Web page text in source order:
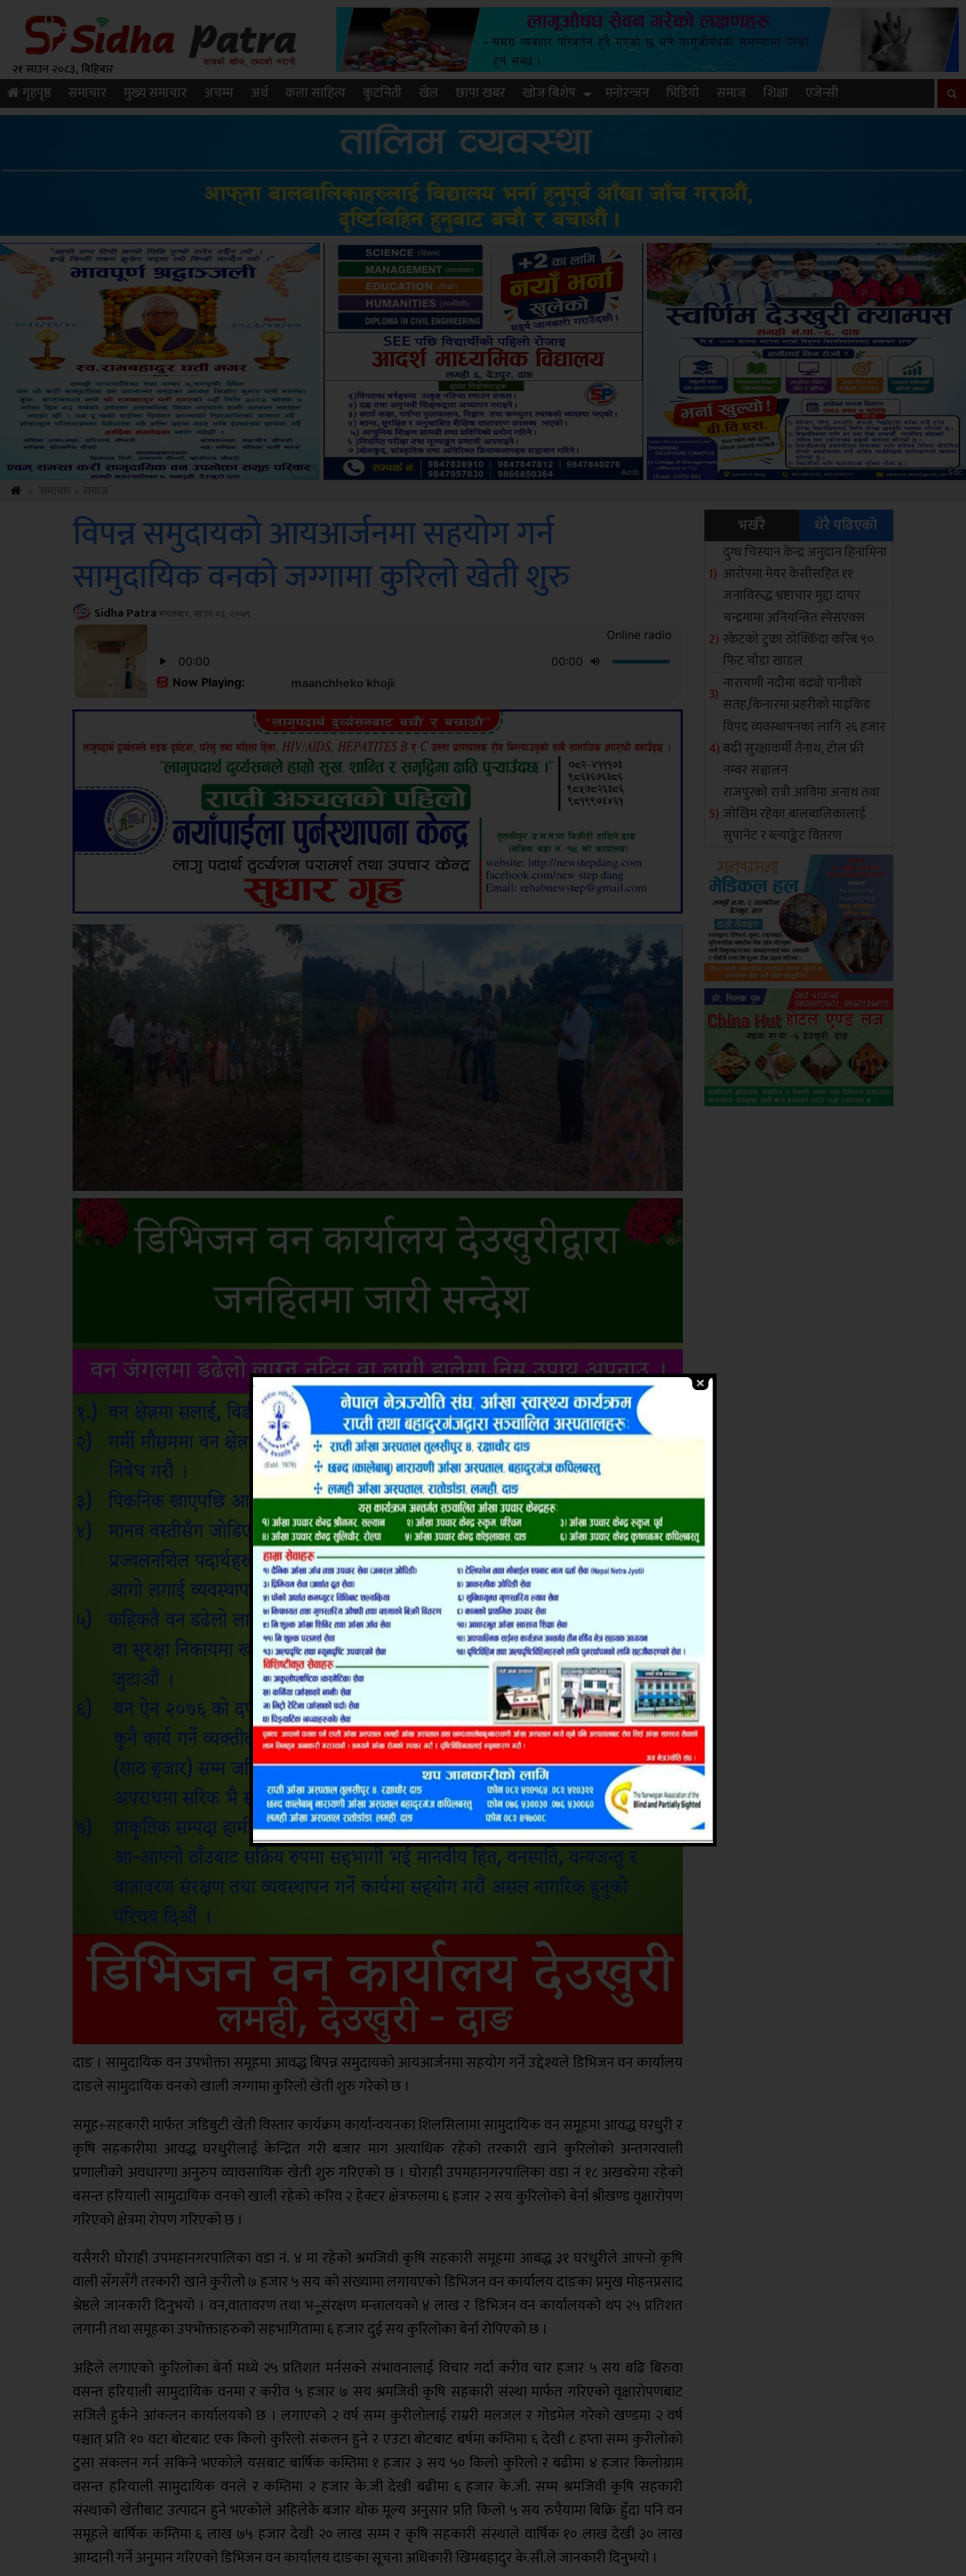
२१ साउन २०८३, बिहिबार
गृहपृष्ठ समाचार मुख्य समाचार अचम्म अर्थ कला साहित्य कुटनिती खेल छापा खबर खोज बिशेष मनोरन्जन भिडियो समाज शिक्षा एजेन्सी
Amb Sdc ksbus
विपन्न समुदायको आयआर्जनमा सहयोग गर्न
सामुदायिक वनको जग्गामा कुरिलो खेती शुरु
Sidha Patraमंगलबार, साउन ०३, २०७९
दाङ । सामुदायिक वन उपभोक्ता समूहमा आवद्ध बिपन्न समुदायको आयआर्जनमा सहयोग गर्ने उद्देश्यले डिभिजन वन कार्यालय
दाङले सामुदायिक वनको खाली जग्गामा कुरिलो खेती शुरु गरेको छ ।
समूह÷सहकारी मार्फत जडिबुटी खेती विस्तार कार्यक्रम कार्यान्वयनका शिलसिलामा सामुदायिक वन समूहमा आवद्ध घरधुरी र
कृषि सहकारीमा आवद्ध घरधुरीलाई केन्द्रित गरी बजार माग अत्याधिक रहेको तरकारी खाने कुरिलोको अन्तगरवाली
प्रणालीको अवधारणा अनुरुप व्यावसायिक खेती शुरु गरिएको छ । घोराही उपमहानगरपालिका वडा नं १८ अखबरेमा रहेको
बसन्त हरियाली सामुदायिक वनको खाली रहेको करिव २ हेक्टर क्षेत्रफलमा ६ हजार २ सय कुरिलोको बेर्ना श्रीखण्ड वृक्षारोपण
गरिएको क्षेत्रमा रोपण गरिएको छ ।
यसैगरी घोराही उपमहानगरपालिका वडा नं. ४ मा रहेको श्रमजिवी कृषि सहकारी समूहमा आबद्ध ३१ घरधुुरीले आफ्नो कृषि
वाली सँगसँगै तरकारी खाने कुरीलो ७ हजार ५ सय को संख्यामा लगायएको डिभिजन वन कार्यालय दाङका प्रमुख मोहनप्रसाद
श्रेष्ठले जानकारी दिनुभयो । वन,वातावरण तथा भ–ूसंरक्षण मन्त्रालयको ४ लाख र डिभिजन वन कार्यालयको थप २५ प्रतिशत
लगानी तथा समूहका उपभोक्ताहरुको सहभागितामा ६ हजार दुई सय कुरिलोका बेर्ना रोपिएको छ ।
अहिले लगाएको कुरिलोका बेर्ना मध्ये २५ प्रतिशत मर्नसक्ने संभावनालाई विचार गर्दा करीव चार हजार ५ सय बढि बिरुवा
वसन्त हरियाली सामुदायिक वनमा र करीव ५ हजार ७ सय श्रमजिवी कृषि सहकारी संस्था मार्फत गरिएको वृक्षारोपणबाट
सजिलै हुर्कने आंकलन कार्यालयको छ । लगाएको २ वर्ष सम्म कुरीलोलाई राम्ररी मलजल र गोडमेल गरेको खण्डमा २ वर्ष
पश्चात् प्रति १० वटा बोटबाट एक किलो कुरिलो संकलन हुने र एउटा बोटबाट बर्षमा कम्तिमा ६ देखी ८ हप्ता सम्म कुरीलोको
टुसा संकलन गर्न सकिने भएकोले यसबाट बार्षिक कम्तिमा १ हजार ३ सय ५० किलो कुरिलो र बढीमा ४ हजार किलोग्राम
वसन्त हरियाली सामुदायिक वनले र कम्तिमा २ हजार के.जी देखी बढीमा ६ हजार के.जी. सम्म श्रमजिवी कृषि सहकारी
संस्थाको खेतीबाट उत्पादन हुने भएकोले अहिलेकै बजार थोक मूल्य अनुसार प्रति किलो ५ सय रुपैयामा बिक्रि हुँदा पनि वन
समूहले बार्षिक कम्तिमा ६ लाख ७५ हजार देखी २० लाख सम्म र कृषि सहकारी संस्थाले वार्षिक १० लाख देखी ३० लाख
आम्दानी गर्ने अनुमान गरिएको डिभिजन वन कार्यालय दाङका सूचना अधिकारी खिमबहादुर के.सी.ले जानकारी दिनुभयो ।
भर्खरै धेरै पढिएको
दुग्ध चिस्यान केन्द्र अनुदान हिनामिना
आरोपमा मेयर केसीसहित ११
जनाविरुद्ध भ्रष्टाचार मुद्दा दायर
चन्द्रमामा अनियन्त्रित स्पेसएक्स
रकेटको टुक्रा ठोक्किँदा करिब ९०
फिट चौडा खाडल
नारायणी नदीमा बढ्यो पानीको
सतह,किनारमा प्रहरीको माइकिङ
विपद व्यवस्थापनका लागि २६ हजार
बढी सुरक्षाकर्मी तैनाथ, टोल फ्री
नम्बर सञ्चालन
राजपुरको रात्री आविमा अनाथ तथा
जोखिम रहेका बालबालिकालाई
सुपानेट र ब्ल्याङ्केट वितरण